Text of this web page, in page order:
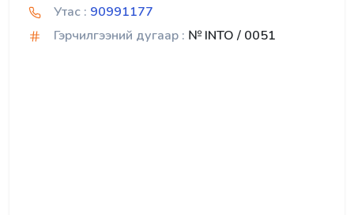
Утас : 90991177
Гэрчилгээний дугаар : № INTO / 0051